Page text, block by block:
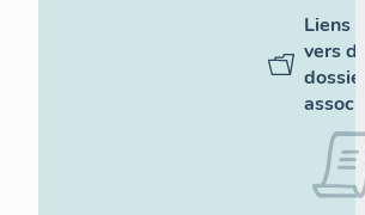
Liens
vers des
dossiers
associés